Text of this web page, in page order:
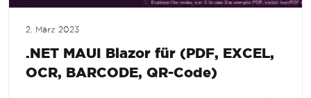
2. März 2023
.NET MAUI Blazor für (PDF, EXCEL,
OCR, BARCODE, QR-Code)